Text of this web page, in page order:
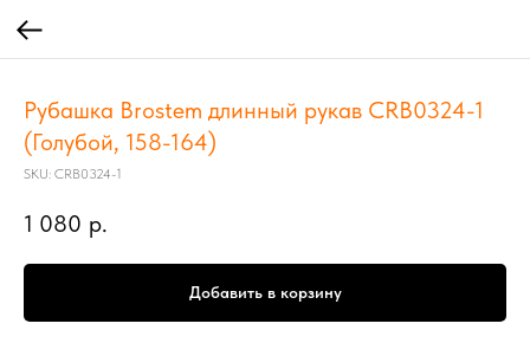
Рубашка Brostem длинный рукав CRB0324-1
(Голубой, 158-164)
SKU: CRB0324-1
1 080 р.
Добавить в корзину